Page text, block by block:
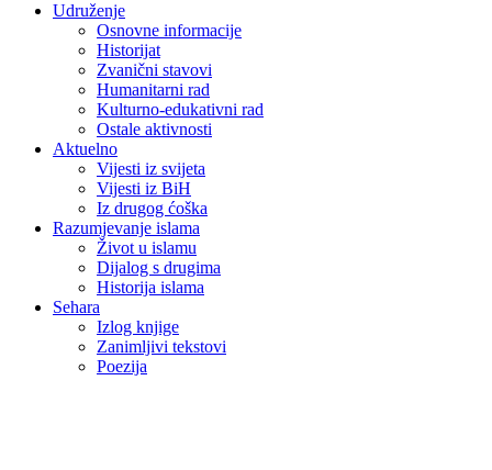
Udruženje
Osnovne informacije
Historijat
Zvanični stavovi
Humanitarni rad
Kulturno-edukativni rad
Ostale aktivnosti
Aktuelno
Vijesti iz svijeta
Vijesti iz BiH
Iz drugog ćoška
Razumjevanje islama
Život u islamu
Dijalog s drugima
Historija islama
Sehara
Izlog knjige
Zanimljivi tekstovi
Poezija